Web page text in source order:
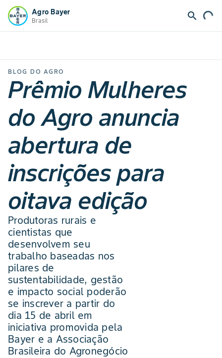
Agro Bayer
Brasil search
BLOG DO AGRO
Prêmio Mulheres
do Agro anuncia
abertura de
inscrições para
oitava edição
Produtoras rurais e
cientistas que
desenvolvem seu
trabalho baseadas nos
pilares de
sustentabilidade, gestão
e impacto social poderão
se inscrever a partir do
dia 15 de abril em
iniciativa promovida pela
Bayer e a Associação
Brasileira do Agronegócio